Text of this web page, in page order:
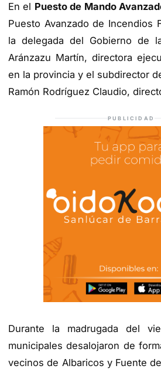
En el Puesto de Mando
Puesto Avanzado de Incendios
la delegada del Gobierno de
Aránzazu Martín, directora
en la provincia y el subdirector
Ramón Rodríguez Claudio,
PUBLICIDAD
Durante la madrugada del
municipales desalojaron de
vecinos de Albaricos y Fuente